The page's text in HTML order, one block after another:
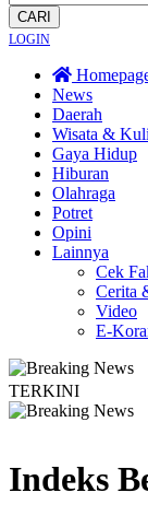
CARI
LOGIN
News
Daerah
Wisata &
Gaya Hidup
Hiburan
Olahraga
Potret
Opini
Lainnya
Cek
Cerita
Video
E-
TERKINI
Indeks